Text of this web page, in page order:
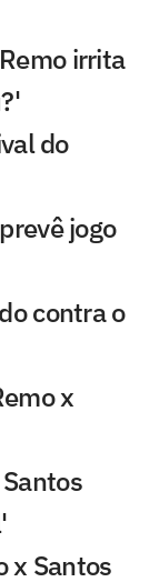
irrita
do
jogo
contra o
x
x Santos